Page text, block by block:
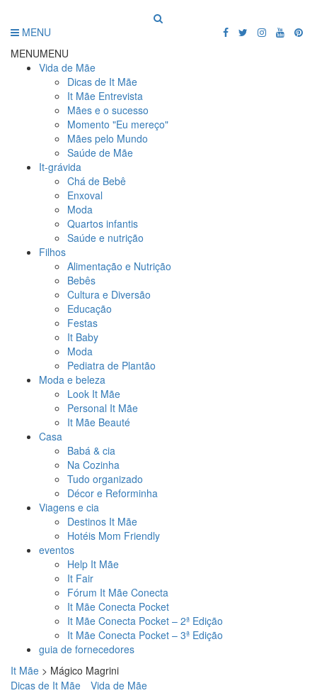
MENU
MENUMENU
Vida de Mãe
Dicas de It Mãe
It Mãe Entrevista
Mães e o sucesso
Momento "Eu mereço"
Mães pelo Mundo
Saúde de Mãe
It-grávida
Chá de Bebê
Enxoval
Moda
Quartos infantis
Saúde e nutrição
Filhos
Alimentação e Nutrição
Bebês
Cultura e Diversão
Educação
Festas
It Baby
Moda
Pediatra de Plantão
Moda e beleza
Look It Mãe
Personal It Mãe
It Mãe Beauté
Casa
Babá & cia
Na Cozinha
Tudo organizado
Décor e Reforminha
Viagens e cia
Destinos It Mãe
Hotéis Mom Friendly
eventos
Help It Mãe
It Fair
Fórum It Mãe Conecta
It Mãe Conecta Pocket
It Mãe Conecta Pocket – 2ª Edição
It Mãe Conecta Pocket – 3ª Edição
guia de fornecedores
It Mãe > Mágico Magrini
Dicas de It Mãe
Vida de Mãe